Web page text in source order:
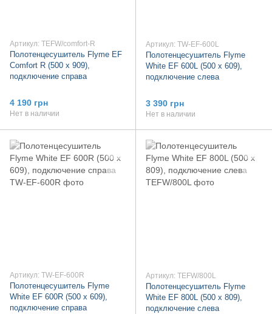
Артикул: TEFW/comfort-R
Полотенцесушитель Flyme EF
Comfort R (500 х 909),
подключение справа
4 190 грн
Нет в наличии
Артикул: TW-EF-600L
Полотенцесушитель Flyme
White EF 600L (500 х 609),
подключение слева
3 390 грн
Нет в наличии
Артикул: TW-EF-600R
Полотенцесушитель Flyme
White EF 600R (500 х 609),
подключение справа
Артикул: TEFW/800L
Полотенцесушитель Flyme
White EF 800L (500 х 809),
подключение слева